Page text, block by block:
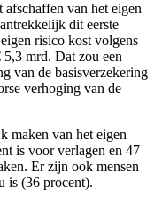
afschaffen van het eigen
dit eerste
risico kost volgens
5,3 mrd. Dat zou een
van de basisverzekering
verhoging van de
maken van het eigen
is voor verlagen en 47
Er zijn ook mensen
is (36 procent).